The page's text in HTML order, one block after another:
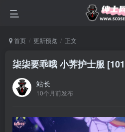
首页 更新预览 正文
柒柒要乖哦 小荠护士服
站长
10个月前发布